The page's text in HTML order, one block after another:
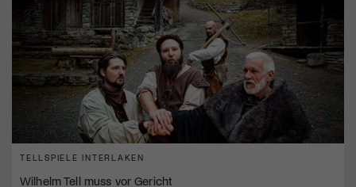
TELLSPIELE INTERLAKEN
Wilhelm Tell muss vor Gericht